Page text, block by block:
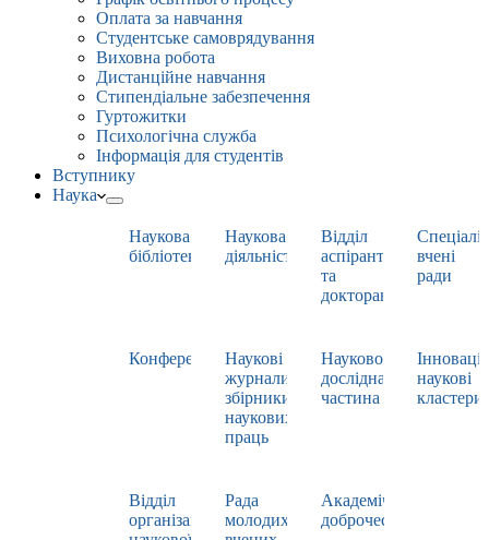
Оплата за навчання
Студентське самоврядування
Виховна робота
Дистанційне навчання
Стипендіальне забезпечення
Гуртожитки
Психологічна служба
Інформація для студентів
Вступнику
Наука
Наукова
бібліотека
Наукова
діяльність
Відділ
аспірантури
та
докторантури
вчені
ради
Конференції
Наукові
журнали,
збірники
наукових
праць
Науково-
дослідна
частина
наукові
кластери
Відділ
організації
Рада
молодих
Академічна
доброчесність